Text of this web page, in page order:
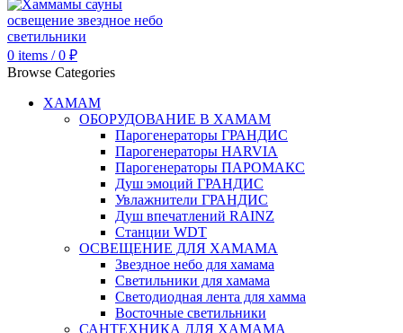
0 items / 0 ₽
Browse Categories
ХАМАМ
ОБОРУДОВАНИЕ В ХАМАМ
Парогенераторы ГРАНДИС
Парогенераторы HARVIA
Парогенераторы ПАРОМАКС
Душ эмоций ГРАНДИС
Увлажнители ГРАНДИС
Душ впечатлений RAINZ
Станции WDT
ОСВЕЩЕНИЕ ДЛЯ ХАМАМА
Звездное небо для хамама
Светильники для хамама
Светодиодная лента для хамма
Восточные светильники
САНТЕХНИКА ДЛЯ ХАМАМА